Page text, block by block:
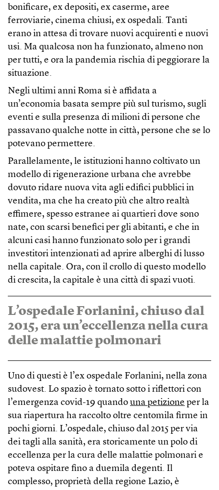
bonificare, ex depositi, ex caserme, aree
ferroviarie, cinema chiusi, ex ospedali. Tanti
erano in attesa di trovare nuovi acquirenti e nuovi
usi. Ma qualcosa non ha funzionato, almeno non
per tutti, e ora la pandemia rischia di peggiorare la
situazione.
Negli ultimi anni Roma si è affidata a
un’economia basata sempre più sul turismo, sugli
eventi e sulla presenza di milioni di persone che
passavano qualche notte in città, persone che se lo
potevano permettere.
Parallelamente, le istituzioni hanno coltivato un
modello di rigenerazione urbana che avrebbe
dovuto ridare nuova vita agli edifici pubblici in
vendita, ma che ha creato più che altro realtà
effimere, spesso estranee ai quartieri dove sono
nate, con scarsi benefici per gli abitanti, e che in
alcuni casi hanno funzionato solo per i grandi
investitori intenzionati ad aprire alberghi di lusso
nella capitale. Ora, con il crollo di questo modello
di crescita, la capitale è una città di spazi vuoti.
L’ospedale Forlanini, chiuso dal
2015, era un’eccellenza nella cura
delle malattie polmonari
Uno di questi è l’ex ospedale Forlanini, nella zona
sudovest. Lo spazio è tornato sotto i riflettori con
l’emergenza covid-19 quando una petizione per la
sua riapertura ha raccolto oltre centomila firme in
pochi giorni. L’ospedale, chiuso dal 2015 per via
dei tagli alla sanità, era storicamente un polo di
eccellenza per la cura delle malattie polmonari e
poteva ospitare fino a duemila degenti. Il
complesso, proprietà della regione Lazio, è